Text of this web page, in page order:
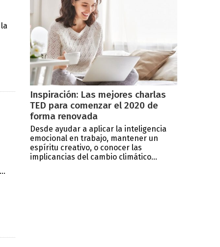
Inspiración: Las mejores charlas
TED para comenzar el 2020 de
forma renovada
Desde ayudar a aplicar la inteligencia
emocional en trabajo, mantener un
espíritu creativo, o conocer las
implicancias del cambio climático...